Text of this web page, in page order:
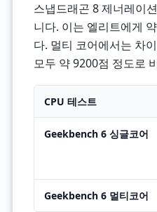
스냅드래곤 8 제너레이
니다. 이는 엘리트에게
다. 멀티 코어에서는 차
모두 약 9200점 정도로
CPU 테스트
Geekbench 6 싱글코어
Geekbench 6 멀티코어